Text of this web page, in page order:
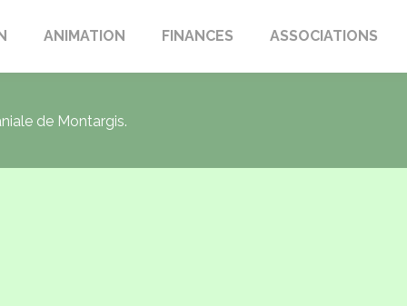
ANIMATION FINANCES ASSOCIATIONS
de Montargis.